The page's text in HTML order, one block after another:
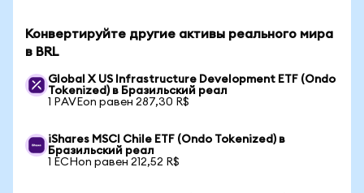
Конвертируйте другие активы реального мира
в BRL
Global X US Infrastructure Development ETF (Ondo
Tokenized) в Бразильский реал
1 PAVEon равен 287,30 R$
iShares MSCI Chile ETF (Ondo Tokenized) в
Бразильский реал
1 ECHon равен 212,52 R$